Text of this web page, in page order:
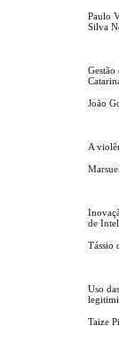
Paulo
Silva
João
A
de
Tássio
Uso
Taize